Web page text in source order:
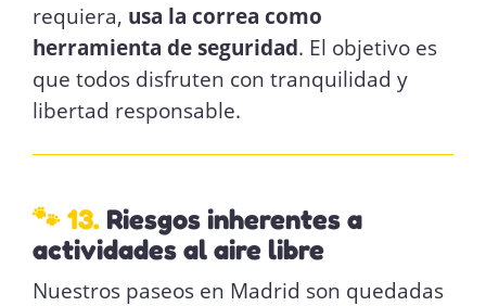
requiera, usa la correa como
herramienta de seguridad. El objetivo es
que todos disfruten con tranquilidad y
libertad responsable.
🐾 13. Riesgos inherentes a
actividades al aire libre
Nuestros paseos en Madrid son quedadas